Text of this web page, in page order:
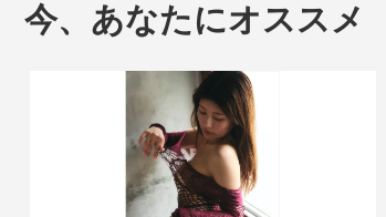
今、あなたにオススメ